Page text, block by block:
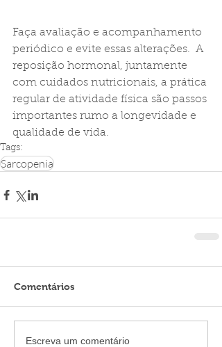
Faça avaliação e acompanhamento
periódico e evite essas alterações.  A
reposição hormonal, juntamente
com cuidados nutricionais, a prática
regular de atividade física são passos
importantes rumo a longevidade e
qualidade de vida.
Tags:
Sarcopenia
Comentários
Escreva um comentário